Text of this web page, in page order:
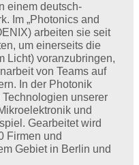
einem deutsch-
Im „Photonics and
arbeiten sie seit
um einerseits die
Licht) voranzubringen,
von Teams auf
In der Photonik
unserer
und
Gearbeitet wird
Firmen und
Gebiet in Berlin und